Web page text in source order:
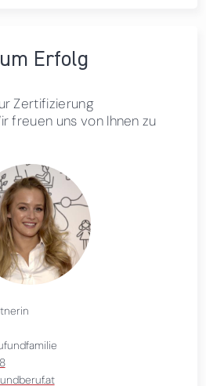
Erfolg
Zertifizierung
freuen uns von Ihnen zu